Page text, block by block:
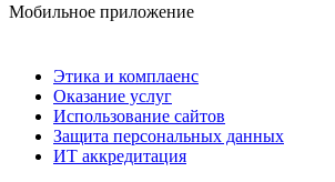
Мобильное приложение
Этика и комплаенс
Оказание услуг
Использование сайтов
Защита персональных данных
ИТ аккредитация